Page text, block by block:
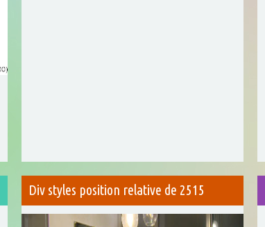
Div styles position relative de 2515